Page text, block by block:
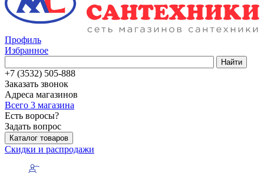
Профиль
Избранное
Найти
+7 (3532) 505-888
Заказать звонок
Адреса магазинов
Всего 3 магазина
Есть воросы?
Задать вопрос
Каталог товаров
Скидки и распродажи